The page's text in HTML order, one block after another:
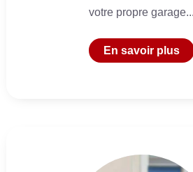
votre propre garage...
En savoir plus